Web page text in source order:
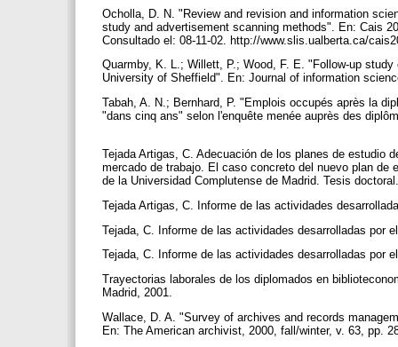
Ocholla, D. N. "Review and revision and information
study and advertisement scanning methods". En: Cais
Consultado el: 08-11-02. http://www.slis.ualberta.ca/
Quarmby, K. L.; Willett, P.; Wood, F. E. "Follow-up
University of Sheffield". En: Journal of information
Tabah, A. N.; Bernhard, P. "Emplois occupés après la
"dans cinq ans" selon l'enquête menée auprès des
Tejada Artigas, C. Adecuación de los planes de estudio
mercado de trabajo. El caso concreto del nuevo plan
de la Universidad Complutense de Madrid. Tesis
Tejada Artigas, C. Informe de las actividades
Tejada, C. Informe de las actividades desarrolladas por
Tejada, C. Informe de las actividades desarrolladas por
Trayectorias laborales de los diplomados en
Madrid, 2001.
Wallace, D. A. "Survey of archives and records
En: The American archivist, 2000, fall/winter, v. 63, pp.